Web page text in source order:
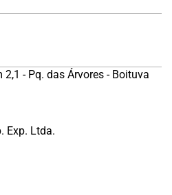
- Pq. das Árvores - Boituva
Exp. Ltda.